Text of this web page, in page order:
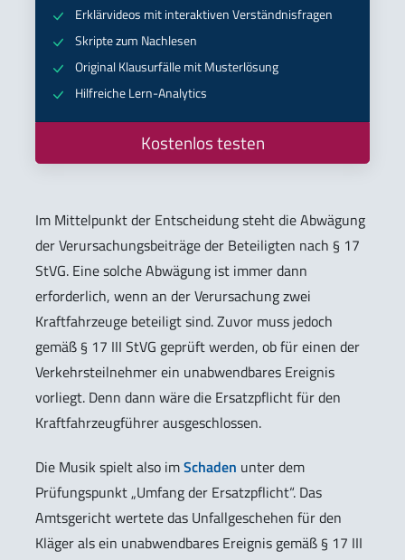
Erklärvideos mit interaktiven Verständnisfragen
Skripte zum Nachlesen
Original Klausurfälle mit Musterlösung
Hilfreiche Lern-Analytics
Kostenlos testen
Im Mittelpunkt der Entscheidung steht die Abwägung
der Verursachungsbeiträge der Beteiligten nach § 17
StVG. Eine solche Abwägung ist immer dann
erforderlich, wenn an der Verursachung zwei
Kraftfahrzeuge beteiligt sind. Zuvor muss jedoch
gemäß § 17 III StVG geprüft werden, ob für einen der
Verkehrsteilnehmer ein unabwendbares Ereignis
vorliegt. Denn dann wäre die Ersatzpflicht für den
Kraftfahrzeugführer ausgeschlossen.
Die Musik spielt also imSchaden unter dem
Prüfungspunkt „Umfang der Ersatzpflicht“. Das
Amtsgericht wertete das Unfallgeschehen für den
Kläger als ein unabwendbares Ereignis gemäß § 17 III